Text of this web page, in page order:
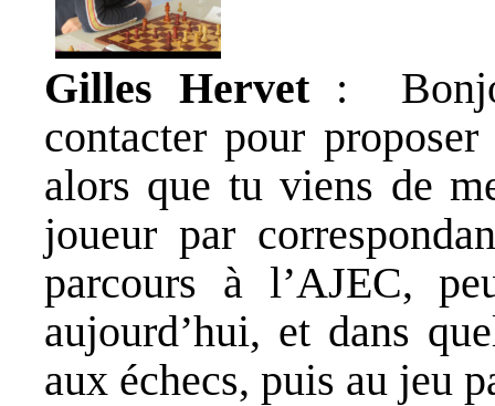
Gilles Hervet:
contacter pour
alors que tu viens de
joueur par
parcours à l’AJEC,
aujourd’hui, et dans
aux échecs, puis au jeu